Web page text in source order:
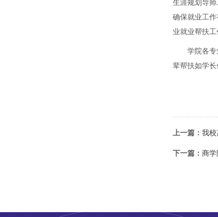
生涯规划导
确保就业工
业就业帮扶
学院各
辈帮扶如学
上一篇： 我
下一篇： 商